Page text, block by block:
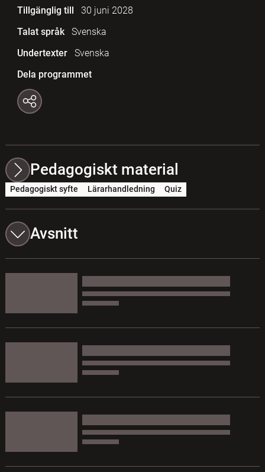
Tillgänglig till
30 juni 2028
Talat språk
Svenska
Undertexter
Svenska
Dela programmet
Pedagogiskt material
Pedagogiskt syfte Lärarhandledning Quiz
Avsnitt